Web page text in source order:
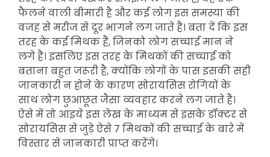
फैलने वाली बीमारी है और कई लोग इस समस्या की
वजह से मरीज से दूर भागने लग जाते हैं। बता दें कि इस
तरह के कई मिथक हैं, जिनको लोग सच्चाई मान ने
लगे हैं। इसलिए इस तरह के मिथकों की सच्चाई को
बताना बहुत जरूरी है, क्योंकि लोगों के पास इसकी सही
जानकारी न होने के कारण सोरायसिस रोगियों के
साथ लोग छुआछूत जैसा व्यवहार करने लग जाते हैं।
ऐसे में तो आइये इस लेख के माध्यम से इसके डॉक्टर से
सोरायसिस से जुड़े ऐसे 7 मिथकों की सच्चाई के बारे में
विस्तार से जानकारी प्राप्त करेंगे।